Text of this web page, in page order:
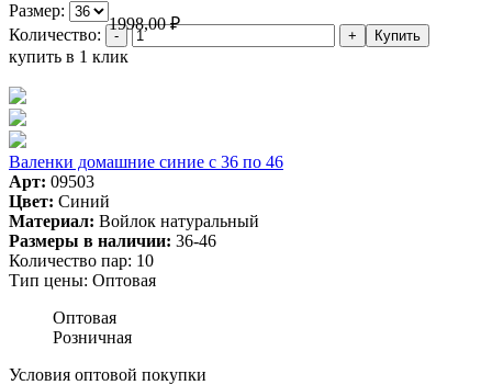
Размер:
1998,00₽
Количество:
купить в 1 клик
Валенки домашние синие с 36 по 46
Арт: 09503
Цвет: Синий
Материал: Войлок натуральный
Размеры в наличии: 36-46
Количество пар: 10
Тип цены: Оптовая
Оптовая
Розничная
Условия оптовой покупки